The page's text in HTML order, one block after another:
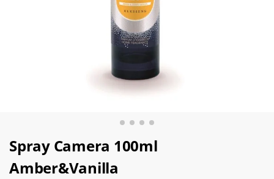
Spray Camera 100ml
Amber&Vanilla